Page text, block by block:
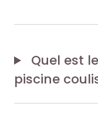
Quel est
piscine